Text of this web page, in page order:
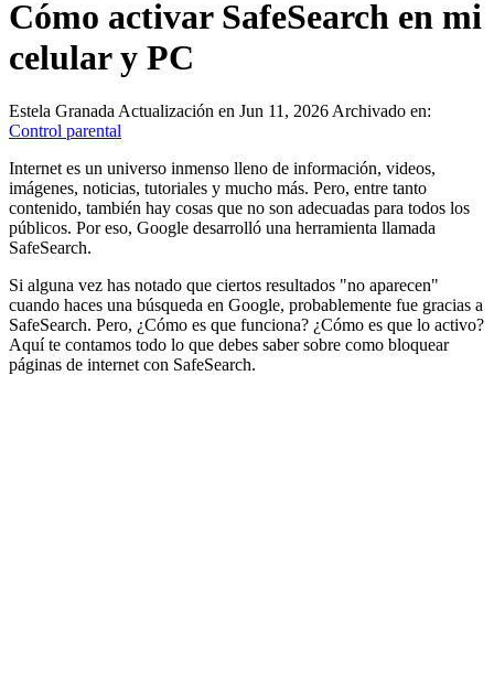
Cómo activar SafeSearch en mi
celular y PC
Estela Granada Actualización en Jun 11, 2026 Archivado en:
Control parental
Internet es un universo inmenso lleno de información, videos,
imágenes, noticias, tutoriales y mucho más. Pero, entre tanto
contenido, también hay cosas que no son adecuadas para todos los
públicos. Por eso, Google desarrolló una herramienta llamada
SafeSearch.
Si alguna vez has notado que ciertos resultados "no aparecen"
cuando haces una búsqueda en Google, probablemente fue gracias a
SafeSearch. Pero, ¿Cómo es que funciona? ¿Cómo es que lo activo?
Aquí te contamos todo lo que debes saber sobre como bloquear
páginas de internet con SafeSearch.